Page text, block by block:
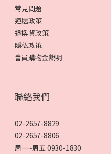
常見問題
運送政策
退換貨政策
隱私政策
會員購物金說明
聯絡我們
02-2657-8829
02-2657-8806
周一~周五 0930-1830